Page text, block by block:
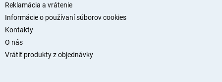
Reklamácia a vrátenie
Informácie o používaní súborov cookies
Kontakty
O nás
Vrátiť produkty z objednávky